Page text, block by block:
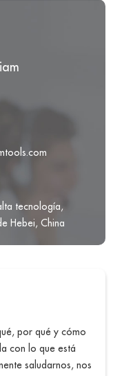
tecnología,
Hebei, China
por qué y cómo
con lo que está
saludarnos, nos